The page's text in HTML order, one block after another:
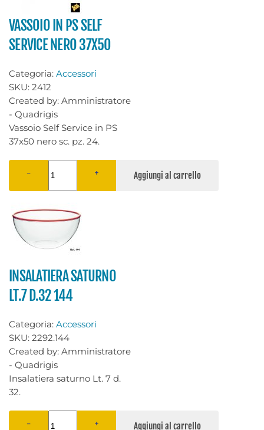
VASSOIO IN PS SELF
SERVICE NERO 37X50
Categoria: Accessori
SKU: 2412
Created by: Amministratore
- Quadrigis
Vassoio Self Service in PS
37x50 nero sc. pz. 24.
− +
INSALATIERA SATURNO
LT.7 D.32 144
Categoria: Accessori
SKU: 2292.144
Created by: Amministratore
- Quadrigis
Insalatiera saturno Lt. 7 d.
32.
− +